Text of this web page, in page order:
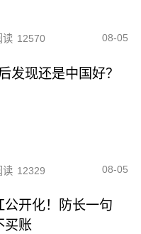
读 12570 08-05
发现还是中国好？
读 12329 08-05
公开化！防长一句
买账